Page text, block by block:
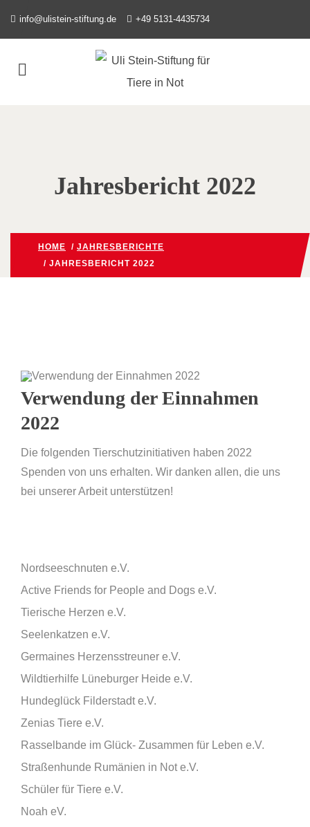
info@ulistein-stiftung.de +49 5131-4435734
Jahresbericht 2022
HOME / JAHRESBERICHTE
/ JAHRESBERICHT 2022
Verwendung der Einnahmen
2022
Die folgenden Tierschutzinitiativen haben 2022
Spenden von uns erhalten. Wir danken allen, die uns
bei unserer Arbeit unterstützen!
Nordseeschnuten e.V.
Active Friends for People and Dogs e.V.
Tierische Herzen e.V.
Seelenkatzen e.V.
Germaines Herzensstreuner e.V.
Wildtierhilfe Lüneburger Heide e.V.
Hundeglück Filderstadt e.V.
Zenias Tiere e.V.
Rasselbande im Glück- Zusammen für Leben e.V.
Straßenhunde Rumänien in Not e.V.
Schüler für Tiere e.V.
Noah eV.